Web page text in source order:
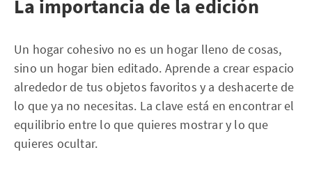
La importancia de la edición
Un hogar cohesivo no es un hogar lleno de cosas,
sino un hogar bien editado. Aprende a crear espacio
alrededor de tus objetos favoritos y a deshacerte de
lo que ya no necesitas. La clave está en encontrar el
equilibrio entre lo que quieres mostrar y lo que
quieres ocultar.